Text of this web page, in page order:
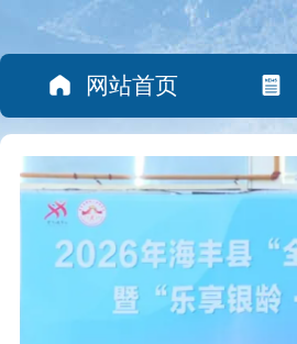
网站首页